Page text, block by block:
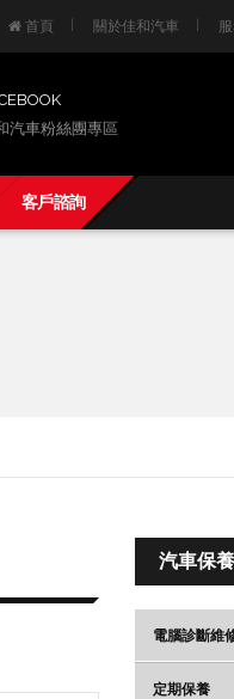
首頁 關於佳和汽車
汽車粉絲團專區
客戶諮詢
汽車保
電腦診斷維
定期保養